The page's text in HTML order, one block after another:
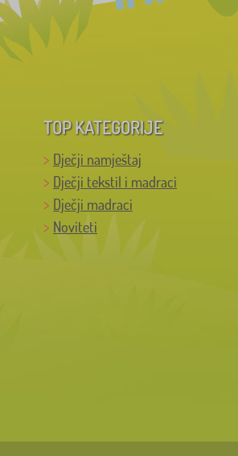
TOP KATEGORIJE
Dječji namještaj
Dječji tekstil i madraci
Dječji madraci
Noviteti